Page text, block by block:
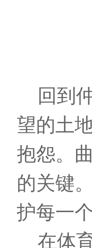
回到
望的土
抱怨。
的关键
护每一
在体